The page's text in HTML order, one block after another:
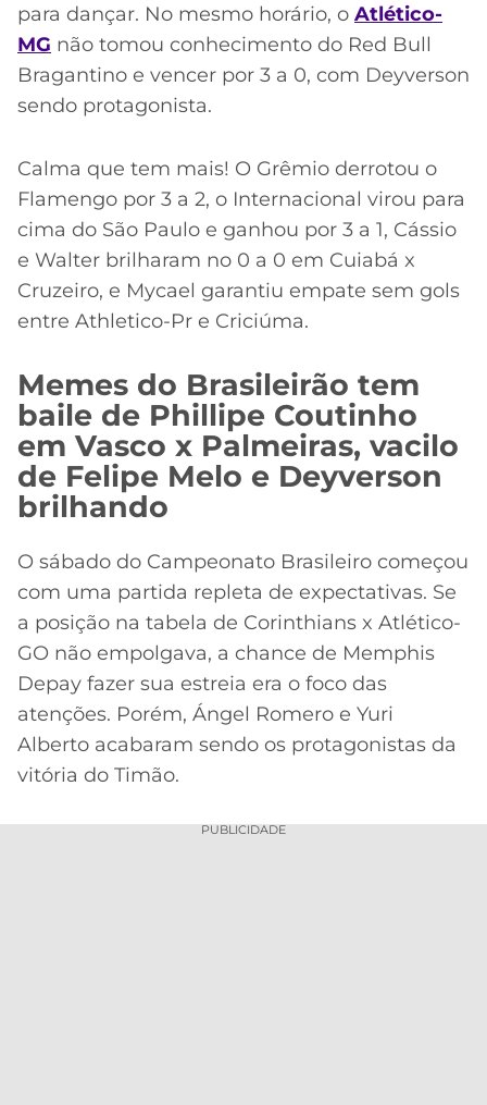
para dançar. No mesmo horário, o Atlético-
MG não tomou conhecimento do Red Bull
Bragantino e vencer por 3 a 0, com Deyverson
sendo protagonista.
Calma que tem mais! O Grêmio derrotou o
Flamengo por 3 a 2, o Internacional virou para
cima do São Paulo e ganhou por 3 a 1, Cássio
e Walter brilharam no 0 a 0 em Cuiabá x
Cruzeiro, e Mycael garantiu empate sem gols
entre Athletico-Pr e Criciúma.
Memes do Brasileirão tem
baile de Phillipe Coutinho
em Vasco x Palmeiras, vacilo
de Felipe Melo e Deyverson
brilhando
O sábado do Campeonato Brasileiro começou
com uma partida repleta de expectativas. Se
a posição na tabela de Corinthians x Atlético-
GO não empolgava, a chance de Memphis
Depay fazer sua estreia era o foco das
atenções. Porém, Ángel Romero e Yuri
Alberto acabaram sendo os protagonistas da
vitória do Timão.
PUBLICIDADE